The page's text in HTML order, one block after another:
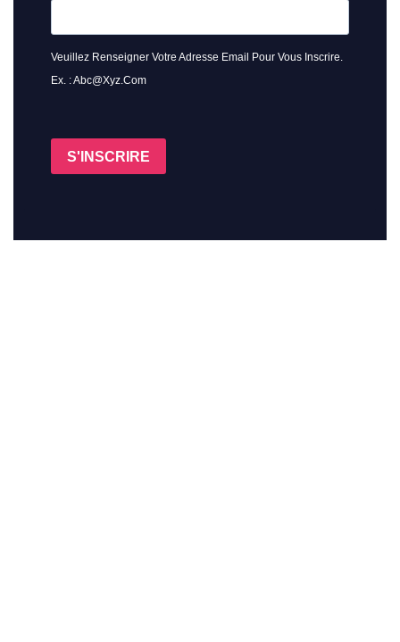
Veuillez Renseigner Votre Adresse Email Pour Vous Inscrire.
Ex. : Abc@xyz.com
S'INSCRIRE